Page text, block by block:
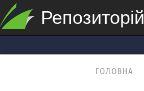
Репозиторій
ГОЛОВНА